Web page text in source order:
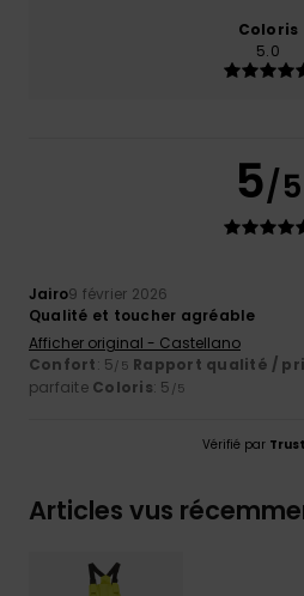
Coloris
5.0
5/5
Jairo9 février 2026
Qualité et toucher agréable
Afficher original - Castellano
Confort: 5/5 Rapport qualité /
parfaite Coloris: 5 /5
Vérifié par
Articles vus